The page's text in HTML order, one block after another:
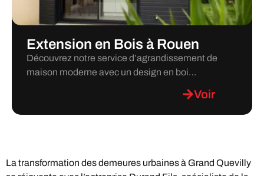
Extension en Bois à Rouen
Découvrez notre service d’agrandissement de
maison moderne avec un design en boi…
Voir
La transformation des demeures urbaines à Grand Quevilly